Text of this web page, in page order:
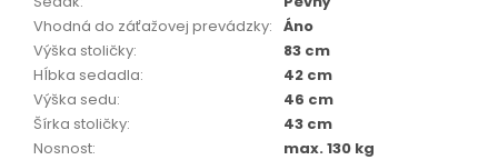
Vhodná do záťažovej prevádzky: Áno
Výška stoličky:
83 cm
Hĺbka sedadla:
42 cm
Výška sedu:
46 cm
Šírka stoličky:
43 cm
Nosnost:
max. 130 kg